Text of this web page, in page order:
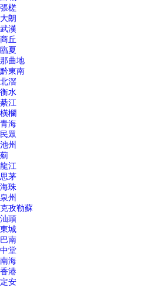
張槎
大朗
武漢
商丘
臨夏
那曲地
黔東南
北滘
衡水
綦江
橫欄
青海
民眾
池州
薊
龍江
思茅
海珠
泉州
克孜勒蘇
汕頭
東城
巴南
中堂
南海
香港
定安